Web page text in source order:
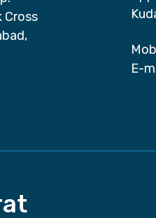
Cross
E-